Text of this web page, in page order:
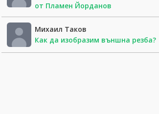
от Пламен Йорданов
Михаил Таков
Как да изобразим външна резба?